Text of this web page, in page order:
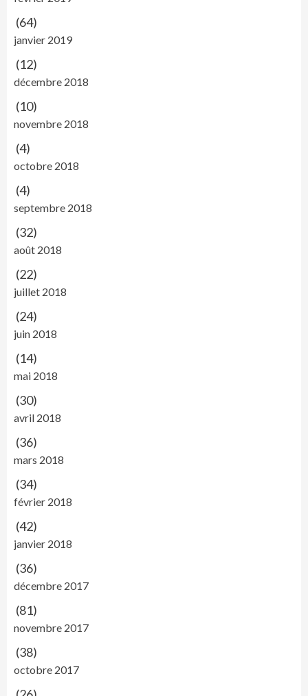
(64)
janvier 2019
(12)
décembre 2018
(10)
novembre 2018
(4)
octobre 2018
(4)
septembre 2018
(32)
août 2018
(22)
juillet 2018
(24)
juin 2018
(14)
mai 2018
(30)
avril 2018
(36)
mars 2018
(34)
février 2018
(42)
janvier 2018
(36)
décembre 2017
(81)
novembre 2017
(38)
octobre 2017